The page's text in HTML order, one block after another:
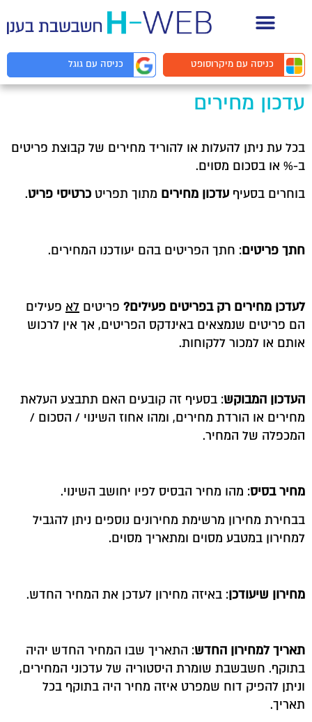
כניסה עםמיקרוסופט כניסה עם גוגל
עדכון מחירים
בכל עת ניתן להעלות או להוריד מחירים של קבוצת פריטים
ב-% או בסכום מסוים.
בוחרים בסעיף עדכון מחירים מתוך תפריט כרטיסי פריט.
חתך פריטים: חתך הפריטים בהם יעודכנו המחירים.
לעדכן מחירים רק בפריטים פעילים? פריטים לא פעילים
הם פריטים שנמצאים באינדקס הפריטים, אך אין לרכוש
אותם או למכור ללקוחות.
העדכון המבוקש: בסעיף זה קובעים האם תתבצע העלאת
מחירים או הורדת מחירים, ומהו אחוז השינוי / הסכום /
המכפלה של המחיר.
מחיר בסיס: מהו מחיר הבסיס לפיו יחושב השינוי.
בבחירת מחירון מרשימת מחירונים נוספים ניתן להגביל
למחירון במטבע מסוים ומתאריך מסוים.
מחירון שיעודכן: באיזה מחירון לעדכן את המחיר החדש.
תאריך למחירון החדש: התאריך שבו המחיר החדש יהיה
בתוקף. חשבשבת שומרת היסטוריה של עדכוני המחירים,
וניתן להפיק דוח שמפרט איזה מחיר היה בתוקף בכל
תאריך.